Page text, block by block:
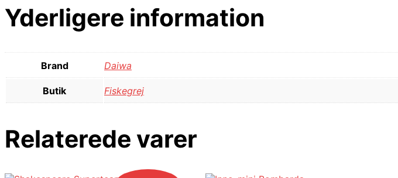
Yderligere information
Brand Daiwa
Butik Fiskegrej
Relaterede varer